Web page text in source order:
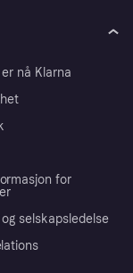
nå Klarna
for
og selskapsledelse